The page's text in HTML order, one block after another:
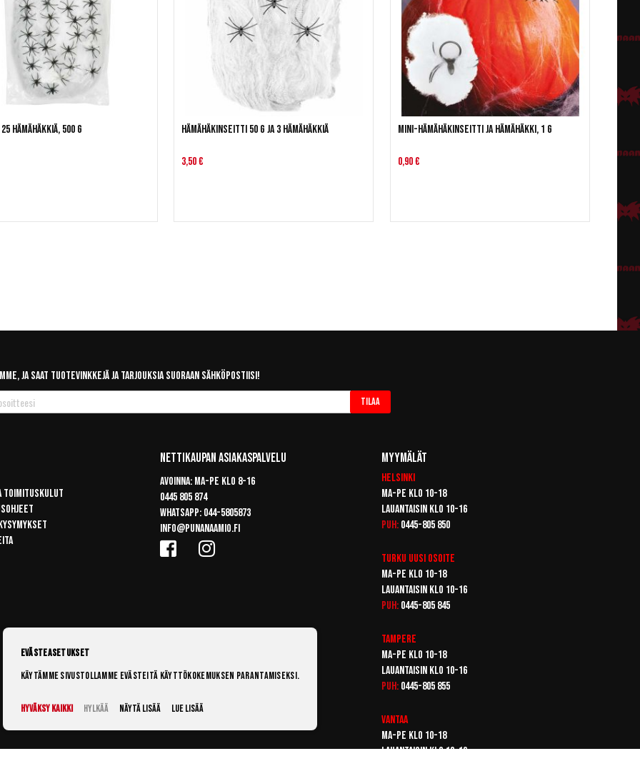
hämähäkkiä, 500 g Hämähäkinseitti 50 g ja 3 hämähäkkiä
3,50 €
Mini-hämähäkinseitti ja hämähäkki, 1 g
0,90 €
ja saat tuotevinkkejä ja tarjouksia suoraan sähköpostiisi!
Tilaa
toimituskulut
Nettikaupan Asiakaspalvelu
Avoinna: Ma-pe klo 8-16
0445 805 874
Whatsapp: 044-5805873
info@punanaamio.fi
Myymälät
Helsinki
Ma-pe klo 10-18
Lauantaisin klo 10-16
Puh: 0445-805 850
Turku Uusi osoite
Ma-pe klo 10-18
Lauantaisin klo 10-16
Puh: 0445-805 845
Tampere
Ma-pe klo 10-18
Lauantaisin klo 10-16
Puh: 0445-805 855
Vantaa
Ma-pe klo 10-18
Lauantaisin klo 10-16
Evästeasetukset
Käytämme sivustollamme evästeitä käyttökokemuksen parantamiseksi.
Hyväksy kaikki Hylkää Näytä lisää Lue lisää